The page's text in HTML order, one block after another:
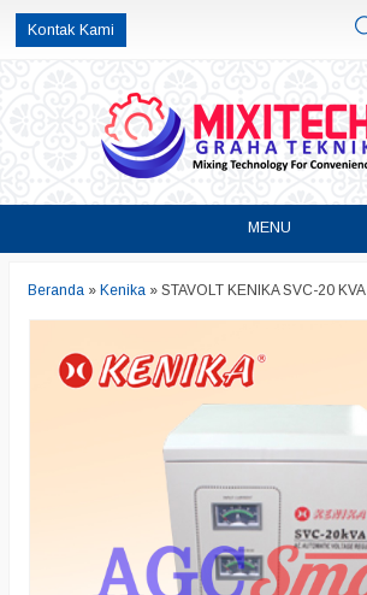
Kontak Kami
MENU
Beranda » Kenika » STAVOLT KENIKA SVC-20 KVA